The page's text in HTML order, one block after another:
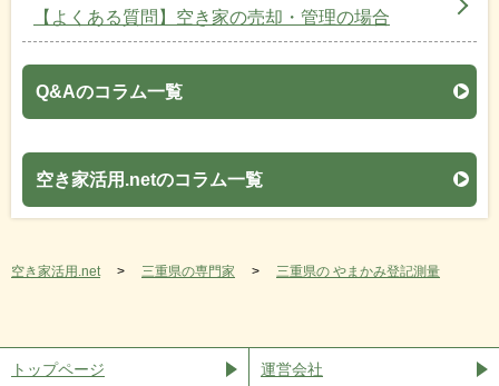
【よくある質問】空き家の売却・管理の場合
Q&Aのコラム一覧
空き家活用.netのコラム一覧
空き家活用.net 三重県の専門家 三重県の やまかみ登記測量
トップページ 運営会社